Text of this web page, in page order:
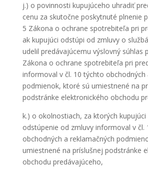
j.) o povinnosti kupujúceho uhradiť
cenu za skutočne poskytnuté plnenie
5 Zákona o ochrane spotrebiteľa pri
ak kupujúci odstúpi od zmluvy o
udelil predávajúcemu výslovný súhlas
Zákona o ochrane spotrebiteľa pri
informoval v čl. 10 týchto obchodných
podmienok, ktoré sú umiestnené na
podstránke elektronického obchodu
k.) o okolnostiach, za ktorých
odstúpenie od zmluvy informoval v čl.
obchodných a reklamačných
umiestnené na príslušnej podstránke
obchodu predávajúceho,